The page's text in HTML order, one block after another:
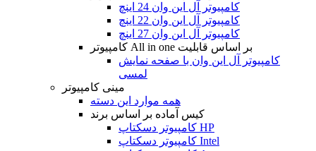
کامپیوتر آل این وان 24 اینچ
کامپیوتر آل این وان 22 اینچ
کامپیوتر آل این وان 27 اینچ
کامپیوتر All in one بر اساس قابلیت
کامپیوتر آل این وان با صفحه نمایش
لمسی
مینی کامپیوتر
همه موارد این دسته
کیس آماده بر اساس برند
کامپیوتر دسکتاپ HP
کامپیوتر دسکتاپ Intel